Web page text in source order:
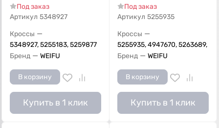
Под заказ
Артикул 5348927
Кроссы —
5348927, 5255183, 5259877
Бренд — WEIFU
В корзину
Купить в 1 клик
Под заказ
Артикул 5255935
Кроссы —
5255935, 4947670, 5263689,
Бренд — WEIFU
В корзину
Купить в 1 клик